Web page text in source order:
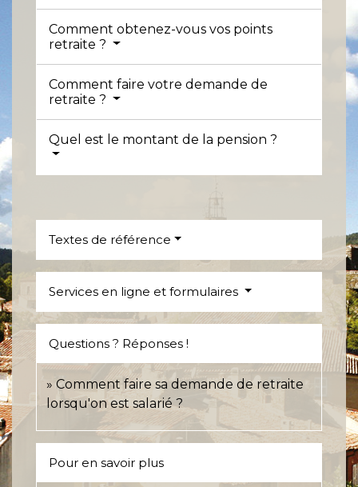
Comment obtenez-vous vos points
retraite ?
Comment faire votre demande de
retraite ?
Quel est le montant de la pension ?
Textes de référence
Services en ligne et formulaires
Questions ? Réponses !
Comment faire sa demande de retraite
lorsqu'on est salarié ?
Pour en savoir plus